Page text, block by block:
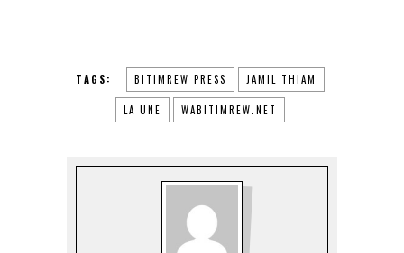
TAGS: BITIMREW PRESS JAMIL THIAM
LA UNE WABITIMREW.NET